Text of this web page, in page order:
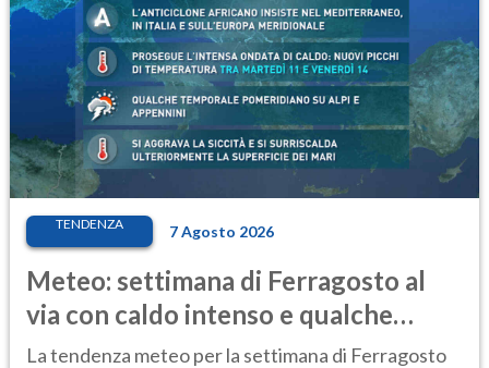
TENDENZA 7 Agosto 2026
Meteo: settimana di Ferragosto al
via con caldo intenso e qualche
temporale
La tendenza meteo per la settimana di Ferragosto